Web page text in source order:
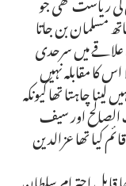
مسلمان بن جاتا
میں سرحدی
کا مقابلہ نہیں
چاہتا تھا کیونکہ
اور سیف
کیا تھا عزالدین